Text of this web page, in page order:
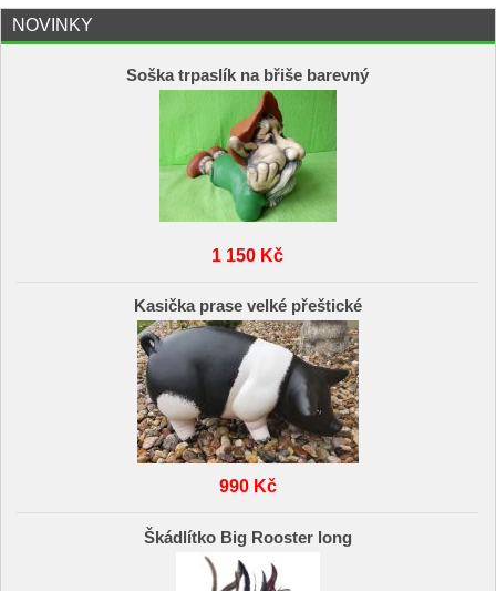
NOVINKY
Soška trpaslík na břiše barevný
1 150 Kč
Kasička prase velké přeštické
990 Kč
Škádlítko Big Rooster long